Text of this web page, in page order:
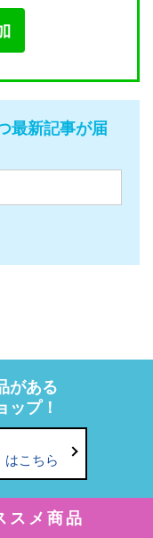
最新記事が届
がある
ップ！
はこちら
スメ商品